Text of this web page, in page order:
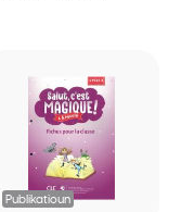
Publikatioun